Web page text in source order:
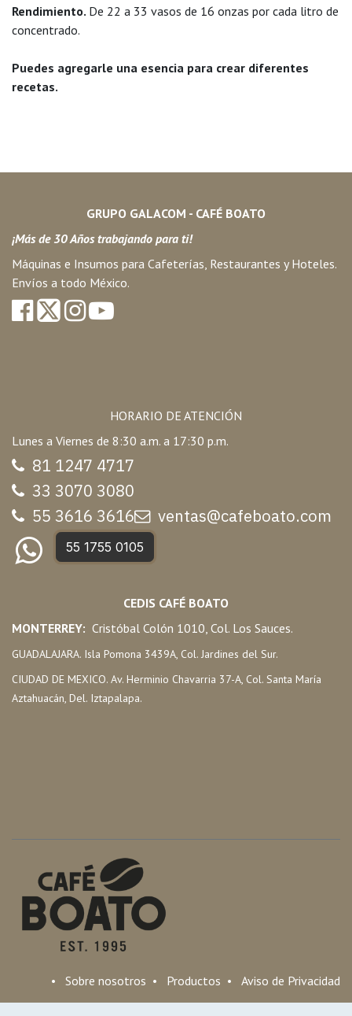
Rendimiento. De 22 a 33 vasos de 16 onzas por cada litro de
concentrado.
Puedes agregarle una esencia para crear diferentes
recetas.
GRUPO GALACOM - CAFÉ BOATO
¡Más de 30 Años trabajando para ti!
Máquinas e Insumos para Cafeterías, Restaurantes y Hoteles.
Envíos a todo México.
HORARIO DE ATENCIÓN
Lunes a Viernes de 8:30 a.m. a 17:30 p.m.
81 1247 4717
33 3070 3080
55 3616 3616
ventas@cafeboato.com
55 1755 0105
CEDIS CAFÉ BOATO
MONTERREY: Cristóbal Colón 1010, Col. Los Sauces.
GUADALAJARA. Isla Pomona 3439A, Col. Jardines del Sur.
CIUDAD DE MEXICO. Av. Herminio Chavarria 37-A, Col. Santa María
Aztahuacán, Del. Iztapalapa.
• Sobre nosotros • Productos • Aviso de Privacidad